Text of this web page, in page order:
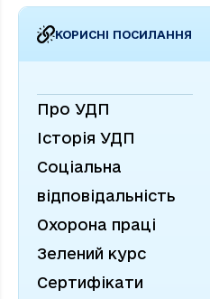
президент Австрії з
КОРИСНІ ПОСИЛАННЯ
Про УДП
Історія УДП
Соціальна
відповідальність
Охорона праці
Зелений курс
Сертифікати